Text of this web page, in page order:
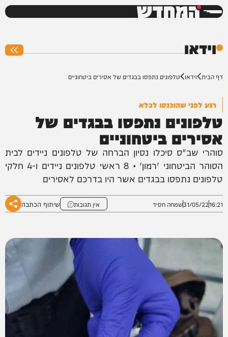
המחדש
וידאו
דף הבית וידאו טלפונים נתפסו בבגדים של אסירים ביטחוניים
רגע לפני שהוכנסו לכלא
טלפונים נתפסו בבגדים של
אסירים ביטחוניים
סוהרי שב"ס סיכלו נסיון הברחה של טלפונים ניידים לבית
הסוהר הביטחוני 'רמון' • 8 ראשי טלפונים ניידים ו-4 חלקי
טלפונים נתפסו בבגדים אשר היו בדרכם לאסירים
16:21
31/05/22שמחה חסיד אין תגובות שיתוף הכתבה